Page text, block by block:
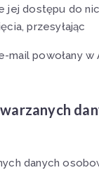
jej dostępu do
przesyłając
mail powołany w
danych